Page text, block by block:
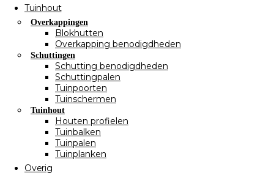
Tuinhout
Overkappingen
Blokhutten
Overkapping benodigdheden
Schuttingen
Schutting benodigdheden
Schuttingpalen
Tuinpoorten
Tuinschermen
Tuinhout
Houten profielen
Tuinbalken
Tuinpalen
Tuinplanken
Overig